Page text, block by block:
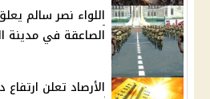
اللواء نصر سالم
الصاعقة في مدينة
الأرصاد تعلن ارتفاع